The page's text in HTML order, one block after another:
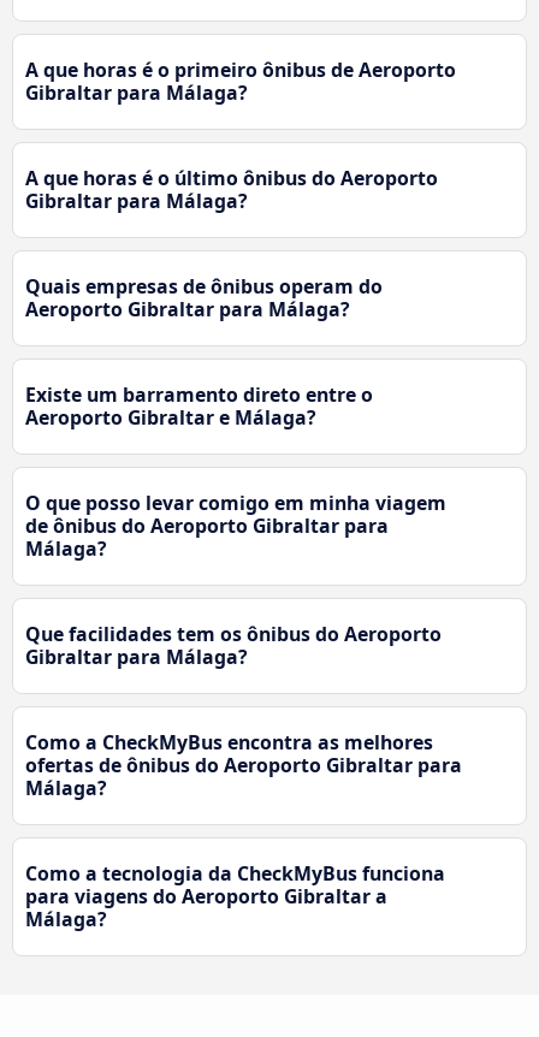
A que horas é o primeiro ônibus de Aeroporto
Gibraltar para Málaga?
A que horas é o último ônibus do Aeroporto
Gibraltar para Málaga?
Quais empresas de ônibus operam do
Aeroporto Gibraltar para Málaga?
Existe um barramento direto entre o
Aeroporto Gibraltar e Málaga?
O que posso levar comigo em minha viagem
de ônibus do Aeroporto Gibraltar para
Málaga?
Que facilidades tem os ônibus do Aeroporto
Gibraltar para Málaga?
Como a CheckMyBus encontra as melhores
ofertas de ônibus do Aeroporto Gibraltar para
Málaga?
Como a tecnologia da CheckMyBus funciona
para viagens do Aeroporto Gibraltar a
Málaga?